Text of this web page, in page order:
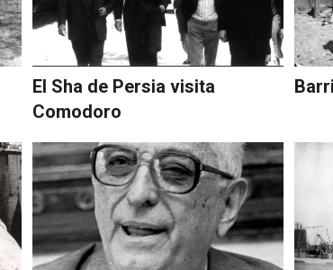
El Sha de Persia visita
Comodoro